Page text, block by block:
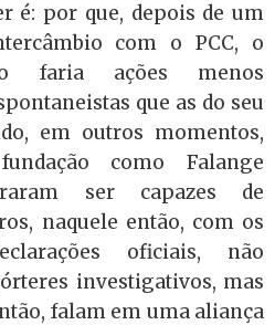
é: por que, depois de um
com o PCC, o
faria ações menos
que as do seu
em outros momentos,
como Falange
ser capazes de
naquele então, com os
oficiais, não
investigativos, mas
falam em uma aliança